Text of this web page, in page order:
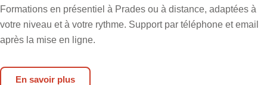
Formations en présentiel à Prades ou à distance, adaptées à
votre niveau et à votre rythme. Support par téléphone et email
après la mise en ligne.
En savoir plus